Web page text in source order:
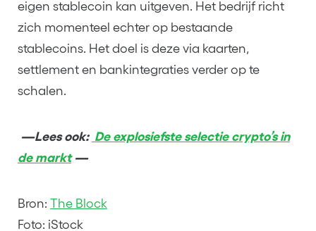
eigen stablecoin kan uitgeven. Het bedrijf richt
zich momenteel echter op bestaande
stablecoins. Het doel is deze via kaarten,
settlement en bankintegraties verder op te
schalen.
—Lees ook: De explosiefste selectie crypto’s in
de markt —
Bron: The Block
Foto: iStock